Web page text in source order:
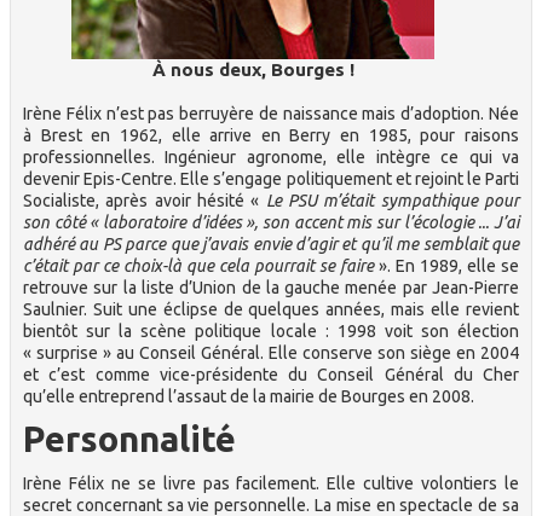
À nous deux, Bourges !
Irène Félix n’est pas berruyère de naissance mais d’adoption. Née
à Brest en 1962, elle arrive en Berry en 1985, pour raisons
professionnelles. Ingénieur agronome, elle intègre ce qui va
devenir Epis-Centre. Elle s’engage politiquement et rejoint le Parti
Socialiste, après avoir hésité « Le PSU m’était sympathique pour
son côté « laboratoire d’idées », son accent mis sur l’écologie ... J’ai
adhéré au PS parce que j’avais envie d’agir et qu’il me semblait que
c’était par ce choix-là que cela pourrait se faire». En 1989, elle se
retrouve sur la liste d’Union de la gauche menée par Jean-Pierre
Saulnier. Suit une éclipse de quelques années, mais elle revient
bientôt sur la scène politique locale : 1998 voit son élection
« surprise » au Conseil Général. Elle conserve son siège en 2004
et c’est comme vice-présidente du Conseil Général du Cher
qu’elle entreprend l’assaut de la mairie de Bourges en 2008.
Personnalité
Irène Félix ne se livre pas facilement. Elle cultive volontiers le
secret concernant sa vie personnelle. La mise en spectacle de sa